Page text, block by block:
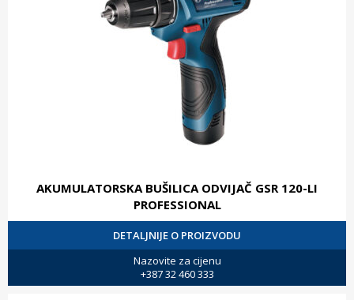
AKUMULATORSKA BUŠILICA ODVIJAČ GSR 120-LI
PROFESSIONAL
DETALJNIJE O PROIZVODU
Nazovite za cijenu
+387 32 460 333